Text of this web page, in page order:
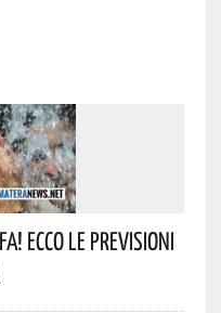
Ecco Le Previsioni